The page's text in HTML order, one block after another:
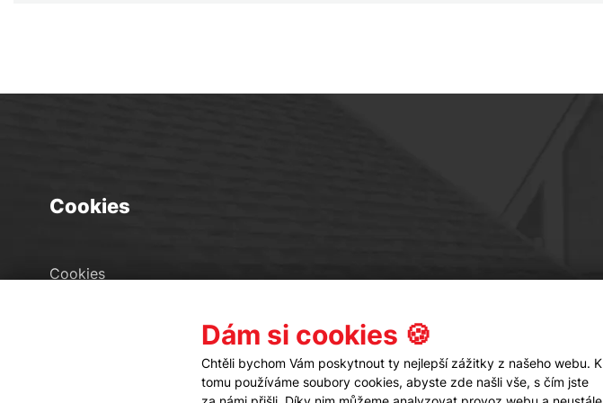
Cookies
Cookies
Dám si cookies 🍪
Chtěli bychom Vám poskytnout ty nejlepší zážitky z našeho webu. K
tomu používáme soubory cookies, abyste zde našli vše, s čím jste